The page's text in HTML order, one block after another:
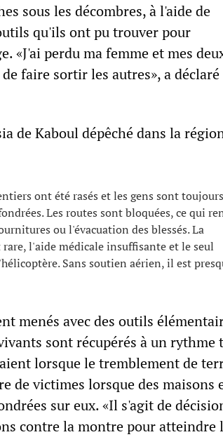
sous les décombres, à l'aide de
qu'ils ont pu trouver pour
«J'ai perdu ma femme et mes
faire sortir les autres», a
de Kaboul dépêché dans la
ont été rasés et les gens sont toujours
Les routes sont bloquées, ce qui
ou l'évacuation des blessés. La
l'aide médicale insuffisante et le seul
Sans soutien aérien, il est
menés avec des outils
sont récupérés à un rythme
lorsque le tremblement de
de victimes lorsque des maisons
sur eux. «Il s'agit de
contre la montre pour atteindre